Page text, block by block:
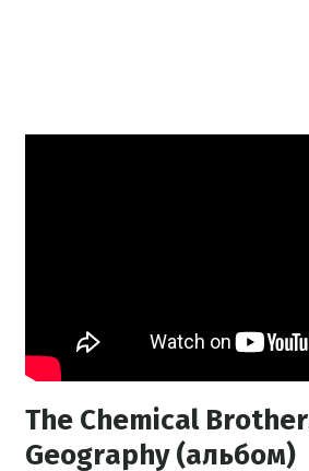
The Chemical
Geography (альбом)